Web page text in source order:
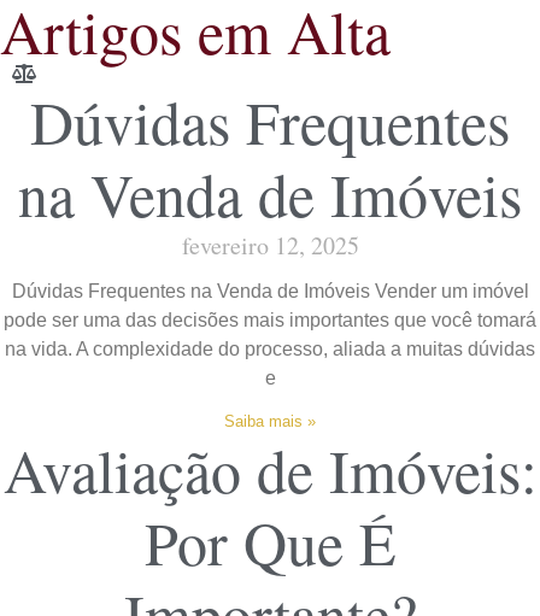
Artigos em Alta
Dúvidas Frequentes
na Venda de Imóveis
fevereiro 12, 2025
Dúvidas Frequentes na Venda de Imóveis Vender um imóvel
pode ser uma das decisões mais importantes que você tomará
na vida. A complexidade do processo, aliada a muitas dúvidas
e
Saiba mais »
Avaliação de Imóveis:
Por Que É